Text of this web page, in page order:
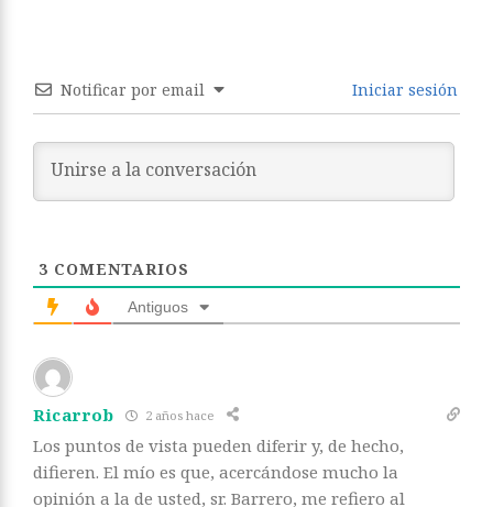
Notificar por email Iniciar sesión
3 COMENTARIOS
Antiguos
Ricarrob 2 años hace
Los puntos de vista pueden diferir y, de hecho,
difieren. El mío es que, acercándose mucho la
opinión a la de usted, sr. Barrero, me refiero al